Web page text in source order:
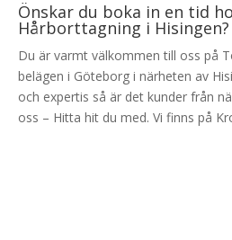
Önskar du boka in en tid
Hårborttagning i Hisingen?
Du är varmt välkommen till oss på
belägen i Göteborg i närheten av
och expertis så är det kunder från
oss – Hitta hit du med. Vi finns på